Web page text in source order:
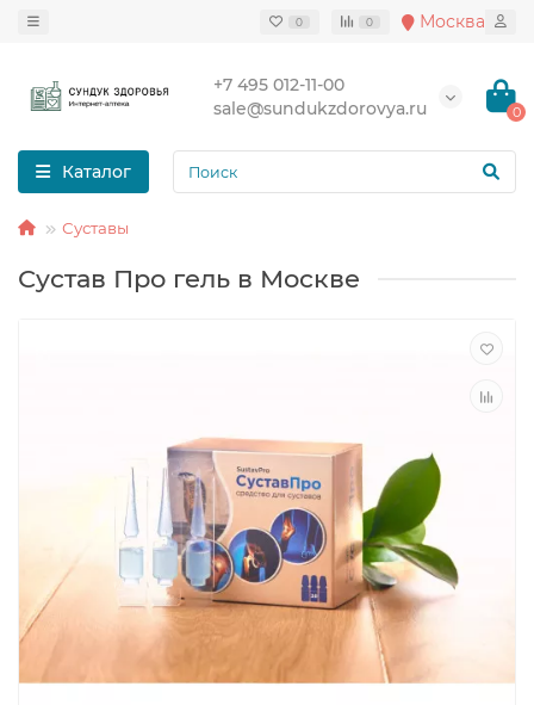
0 0 Москва
+7 495 012-11-00
sale@sundukzdorovya.ru
0
Каталог
Суставы
Сустав Про гель в Москве